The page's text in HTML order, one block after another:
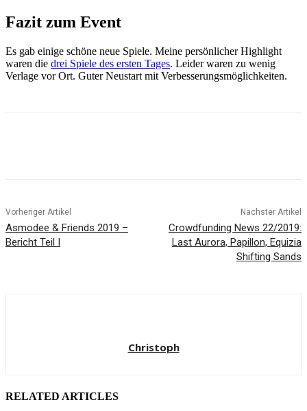
Fazit zum Event
Es gab einige schöne neue Spiele. Meine persönlicher Highlight
waren die drei Spiele des ersten Tages. Leider waren zu wenig
Verlage vor Ort. Guter Neustart mit Verbesserungsmöglichkeiten.
Vorheriger Artikel
Asmodee & Friends 2019 –
Bericht Teil I
Nächster Artikel
Crowdfunding News 22/2019:
Last Aurora, Papillon, Equizia
Shifting Sands
Christoph
RELATED ARTICLES